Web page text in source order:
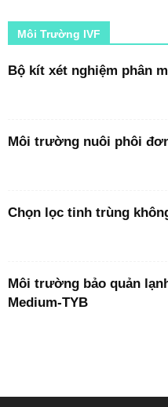
Môi Trường IVF
Bộ kít xét nghiệm phân
Môi trường nuôi phôi
Chọn lọc tinh trùng
Môi trường bảo quản
Medium-TYB